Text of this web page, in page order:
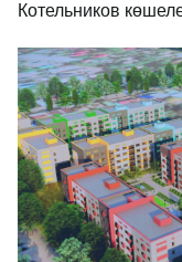
Котельников